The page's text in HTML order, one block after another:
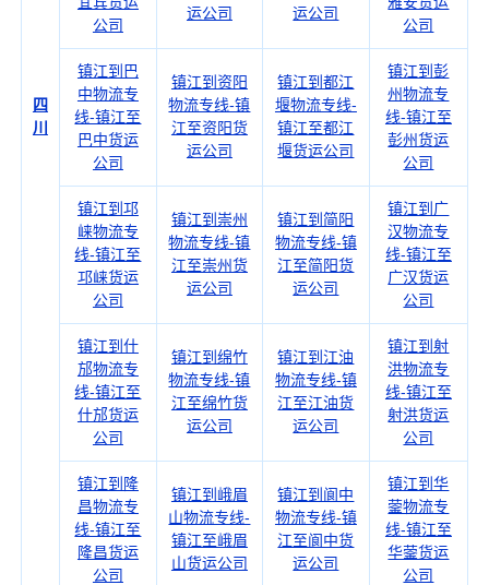
四
川
公司
运公司
运公司
公司
镇江到巴
中物流专
线-镇江至
巴中货运
公司
镇江到资阳
物流专线-镇
江至资阳货
运公司
镇江到都江
堰物流专线-
镇江至都江
堰货运公司
镇江到彭
州物流专
线-镇江至
彭州货运
公司
镇江到邛
崃物流专
线-镇江至
邛崃货运
公司
镇江到崇州
物流专线-镇
江至崇州货
运公司
镇江到简阳
物流专线-镇
江至简阳货
运公司
镇江到广
汉物流专
线-镇江至
广汉货运
公司
镇江到什
邡物流专
线-镇江至
什邡货运
公司
镇江到绵竹
物流专线-镇
江至绵竹货
运公司
镇江到江油
物流专线-镇
江至江油货
运公司
镇江到射
洪物流专
线-镇江至
射洪货运
公司
镇江到隆
昌物流专
线-镇江至
隆昌货运
公司
镇江到峨眉
山物流专线-
镇江至峨眉
山货运公司
镇江到阆中
物流专线-镇
江至阆中货
运公司
镇江到华
蓥物流专
线-镇江至
华蓥货运
公司